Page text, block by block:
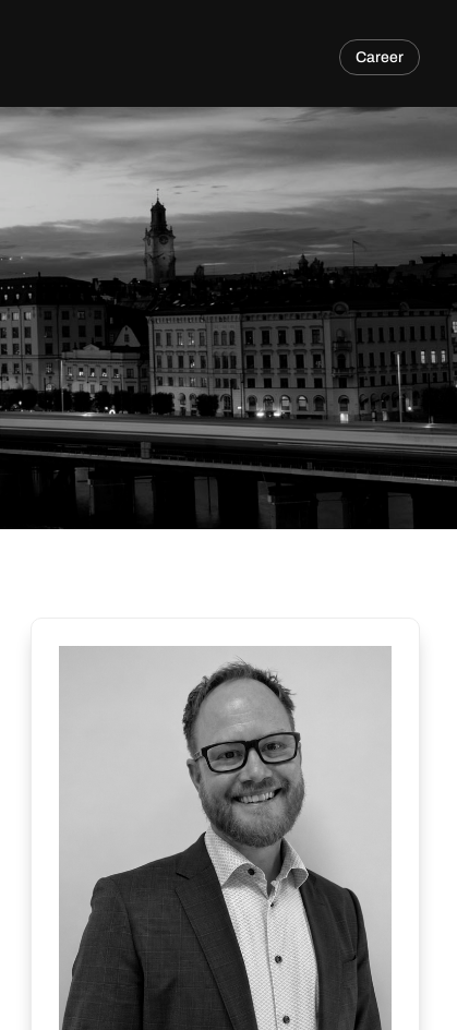
Career